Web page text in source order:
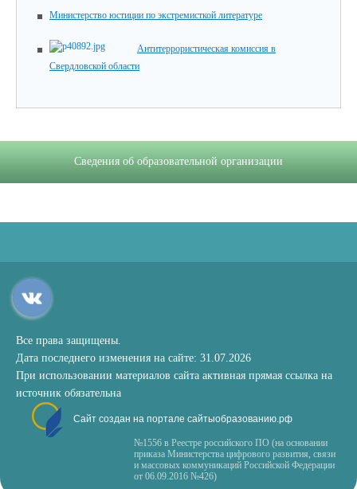
Министерство юстиции по экстремисткой литературе
Антитеррористическая комиссия в
Свердловской области
Сведения об образовательной организации
Все права защищены.
Дата последнего изменения на сайте: 31.07.2026
При использовании материалов сайта активная прямая ссылка на
источник обязательна
Сайт создан на портале сайтыобразованию.рф
№1556 в Реестре российского ПО (на основании
приказа Министерства цифрового развития, связи
и массовых коммуникаций Российской Федерации
от 06.09.2016 №426)